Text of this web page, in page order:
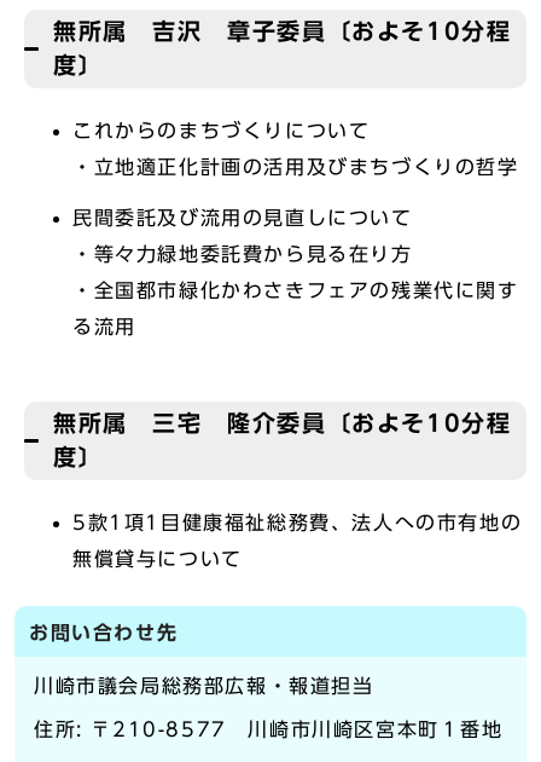
無所属 吉沢 章子委員〔およそ10分程
度〕
これからのまちづくりについて
・立地適正化計画の活用及びまちづくりの哲学
民間委託及び流用の見直しについて
・等々力緑地委託費から見る在り方
・全国都市緑化かわさきフェアの残業代に関す
る流用
無所属 三宅 隆介委員〔およそ10分程
度〕
5款1項1目健康福祉総務費、法人への市有地の
無償貸与について
お問い合わせ先
川崎市議会局総務部広報・報道担当
住所: 〒210-8577 川崎市川崎区宮本町１番地